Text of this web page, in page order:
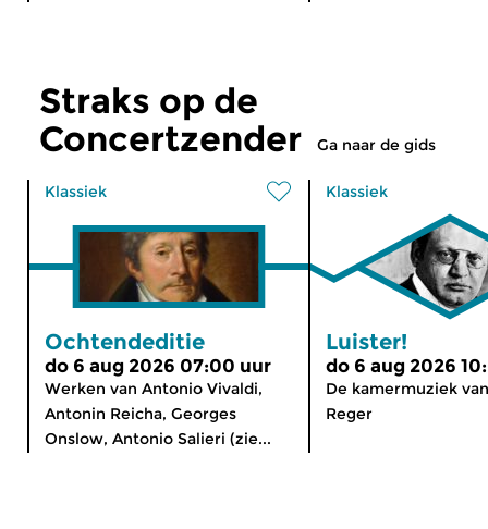
Straks op de
Concertzender
Ga naar de gids
Klassiek
Ochtendeditie
do 6 aug 2026 07:00 uur
Werken van Antonio Vivaldi,
Antonin Reicha, Georges
Onslow, Antonio Salieri (zie...
Klassiek
Luister!
do 6 aug 2026
De kamermuziek
Reger